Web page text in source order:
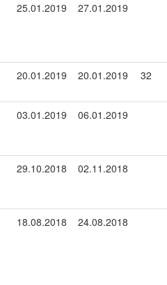
25.01.2019 27.01.2019
20.01.2019 20.01.2019 32
03.01.2019 06.01.2019
29.10.2018 02.11.2018
18.08.2018 24.08.2018